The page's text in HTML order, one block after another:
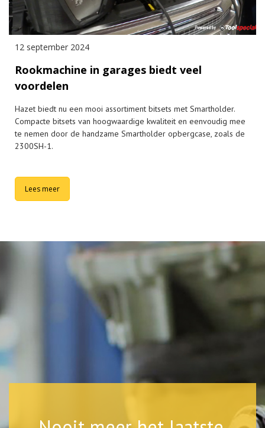
12 september 2024
Rookmachine in garages biedt veel
voordelen
Hazet biedt nu een mooi assortiment bitsets met Smartholder.
Compacte bitsets van hoogwaardige kwaliteit en eenvoudig mee
te nemen door de handzame Smartholder opbergcase, zoals de
2300SH-1.
Lees meer